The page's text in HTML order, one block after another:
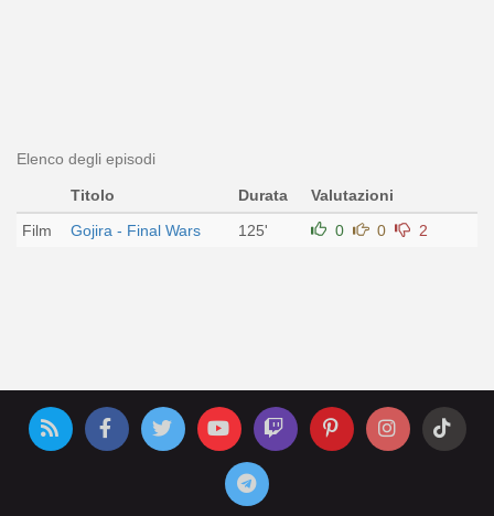
Elenco degli episodi
Titolo Durata
Valutazioni
Film
Gojira - Final Wars 125' 0 0 2